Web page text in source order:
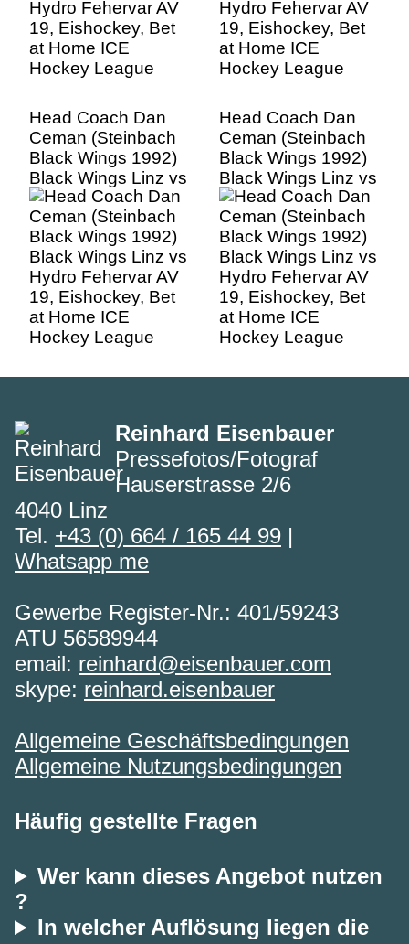
Head Coach Dan
Ceman (Steinbach
Black Wings 1992)
Black Wings Linz vs
Hydro Fehervar AV
19, Eishockey, Bet
at Home ICE
Hockey League
Head Coach Dan
Ceman (Steinbach
Black Wings 1992)
Black Wings Linz vs
Hydro Fehervar AV
19, Eishockey, Bet
at Home ICE
Hockey League
Reinhard Eisenbauer
Pressefotos/Fotograf
Hauserstrasse 2/6
4040 Linz
Tel. +43 (0) 664 / 165 44 99 |
Whatsapp me
Gewerbe Register-Nr.: 401/59243
ATU 56589944
email: reinhard@eisenbauer.com
skype: reinhard.eisenbauer
Allgemeine Geschäftsbedingungen
Allgemeine Nutzungsbedingungen
Häufig gestellte Fragen
Wer kann dieses Angebot nutzen
?
In welcher Auflösung liegen die